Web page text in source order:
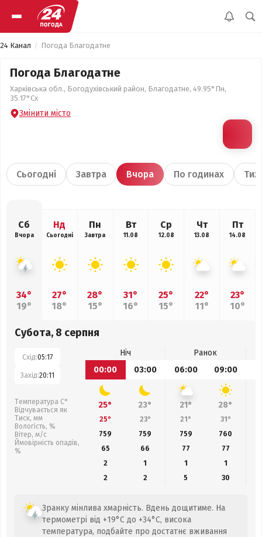
24 Канал Погода Благодатне
Погода Благодатне
Харківська обл., Богодухівський район, Благодатне, 49.95°Пн,
35.17°Сх
Змінити місто
Сьогодні Завтра Вчора По годинах
Сб
Вчора
34°
19°
Нд
Сьогодні
27°
18°
Пн
Завтра
28°
15°
Вт
11.08
31°
16°
Ср
12.08
25°
15°
Чт
13.08
22°
11°
Пт
14.08
23°
10°
Субота, 8 серпня
Схід:05:17
Захід:20:11
Температура С°
Відчувається як
Тиск, мм
Вологість, %
Вітер, м/с
Ймовірність опадів,
%
Ніч
Ранок
00:00
03:00 06:00 09:00
25° 23° 21° 28°
25° 23° 21° 31°
759
759 759 760
65
66 77 77
2
1 1
1
2
2 5 30
Зранку мінлива хмарність. Вдень дощитиме. На
термометрі від +19°C до +34°C, висока
температура, подбайте про достатнє вживання